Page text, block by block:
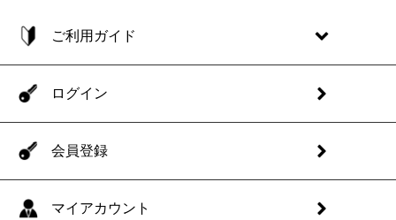
ご利用ガイド
ログイン
会員登録
マイアカウント